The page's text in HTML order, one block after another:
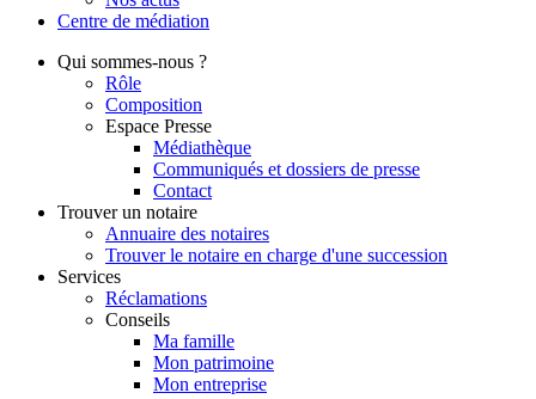
Centre de médiation
Qui sommes-nous ?
Rôle
Composition
Espace Presse
Médiathèque
Communiqués et dossiers de presse
Contact
Trouver un notaire
Annuaire des notaires
Trouver le notaire en charge d'une succession
Services
Réclamations
Conseils
Ma famille
Mon patrimoine
Mon entreprise